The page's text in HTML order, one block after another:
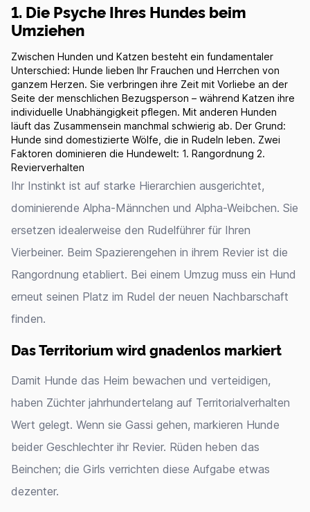
1. Die Psyche Ihres Hundes beim
Umziehen
Zwischen Hunden und Katzen besteht ein fundamentaler
Unterschied: Hunde lieben Ihr Frauchen und Herrchen von
ganzem Herzen. Sie verbringen ihre Zeit mit Vorliebe an der
Seite der menschlichen Bezugsperson – während Katzen ihre
individuelle Unabhängigkeit pflegen. Mit anderen Hunden
läuft das Zusammensein manchmal schwierig ab. Der Grund:
Hunde sind domestizierte Wölfe, die in Rudeln leben. Zwei
Faktoren dominieren die Hundewelt: 1. Rangordnung 2.
Revierverhalten
Ihr Instinkt ist auf starke Hierarchien ausgerichtet,
dominierende Alpha-Männchen und Alpha-Weibchen. Sie
ersetzen idealerweise den Rudelführer für Ihren
Vierbeiner. Beim Spazierengehen in ihrem Revier ist die
Rangordnung etabliert. Bei einem Umzug muss ein Hund
erneut seinen Platz im Rudel der neuen Nachbarschaft
finden.
Das Territorium wird gnadenlos markiert
Damit Hunde das Heim bewachen und verteidigen,
haben Züchter jahrhundertelang auf Territorialverhalten
Wert gelegt. Wenn sie Gassi gehen, markieren Hunde
beider Geschlechter ihr Revier. Rüden heben das
Beinchen; die Girls verrichten diese Aufgabe etwas
dezenter.